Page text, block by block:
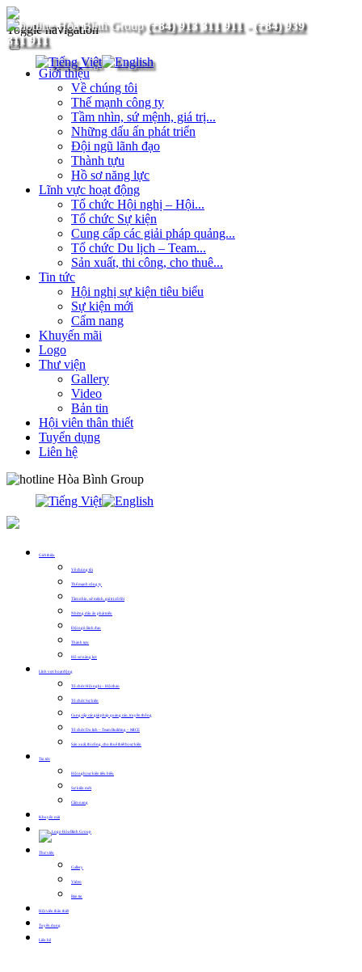
(+84) 913 311 911- (+84) 939
311 911
Toggle navigation
Giới thiệu
Về chúng tôi
Thế mạnh công ty
Tầm nhìn, sứ mệnh, giá trị...
Những dấu ấn phát triển
Đội ngũ lãnh đạo
Thành tựu
Hồ sơ năng lực
Lĩnh vực hoạt động
Tổ chức Hội nghị – Hội...
Tổ chức Sự kiện
Cung cấp các giải pháp quảng...
Tổ chức Du lịch – Team...
Sản xuất, thi công, cho thuê...
Tin tức
Hội nghị sự kiện tiêu biểu
Sự kiện mới
Cẩm nang
Khuyến mãi
Logo
Thư viện
Gallery
Video
Bản tin
Hội viên thân thiết
Tuyển dụng
Liên hệ
Giới thiệu
Về chúng tôi
Thế mạnh công ty
Tầm nhìn, sứ mệnh, giá trị cốt lõi
Những dấu ấn phát triển
Đội ngũ lãnh đạo
Thành tựu
Hồ sơ năng lực
Lĩnh vực hoạt động
Tổ chức Hội nghị – Hội thảo
Tổ chức Sự kiện
Cung cấp các giải pháp quảng cáo, truyền thông
Tổ chức Du lịch – Team Building – MICE
Sản xuất, thi công, cho thuê thiết bị sự kiện
Tin tức
Hội nghị sự kiện tiêu biểu
Sự kiện mới
Cẩm nang
Khuyến mãi
Thư viện
Gallery
Video
Bản tin
Hội viên thân thiết
Tuyển dụng
Liên hệ